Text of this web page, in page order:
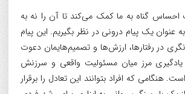
گناه به ما کمک می‌کند تا آن را نه به
عنوان یک پیام درونی در نظر بگیریم. این پیام
در رفتارها، ارزش‌ها و تصمیم‌هایمان دعوت
مرز میان مسئولیت واقعی و سرزنش
هنگامی که افراد بتوانند این تعادل را برقرار